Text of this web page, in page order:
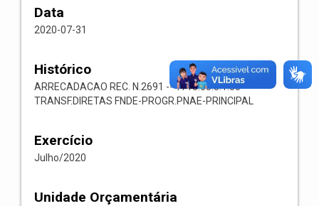
Data
2020-07-31
Histórico
ARRECADACAO REC. N.2691 -- 1718.05.3.1.00-
TRANSF.DIRETAS FNDE-PROGR.PNAE-PRINCIPAL
Exercício
Julho/2020
Unidade Orçamentária